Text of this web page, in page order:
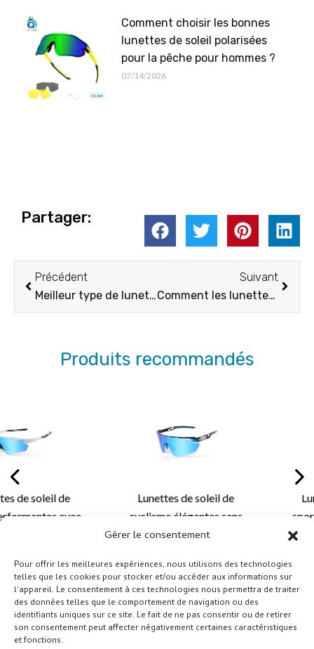
Gérer le consentement
Pour offrir les meilleures expériences, nous utilisons des technologies
telles que les cookies pour stocker et/ou accéder aux informations sur
l'appareil. Le consentement à ces technologies nous permettra de traiter
des données telles que le comportement de navigation ou des
identifiants uniques sur ce site. Le fait de ne pas consentir ou de retirer
son consentement peut affecter négativement certaines caractéristiques
et fonctions.
Comment choisir les bonnes
lunettes de soleil polarisées
pour la pêche pour hommes ?
07/14/2026
Partager:
Précédent
Précédent
Meilleur type de lunettes de ski à lentille magnétique
Suivant
Comment les lunettes de cyclisme améliorent-elles l'aérodynamisme et la sécurité de conduite ?
Produits recommandés
Lunettes de soleil de
cyclisme élégantes sans
monture avec un design
verres personnalisées
pour le cyclisme et les
activités de plein air
Lunettes de soleil de
sport sans monture haut
de gamme avec style
solutions de verres
avancées pour les
performances sportives
en plein air